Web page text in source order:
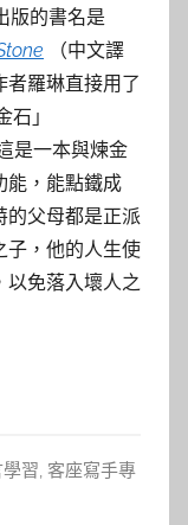
版的書名是
（中文譯
者羅琳直接用了
」
是一本與煉金
能，能點鐵成
的父母都是正派
子，他的人生使
以免落入壞人之
習, 客座寫手專